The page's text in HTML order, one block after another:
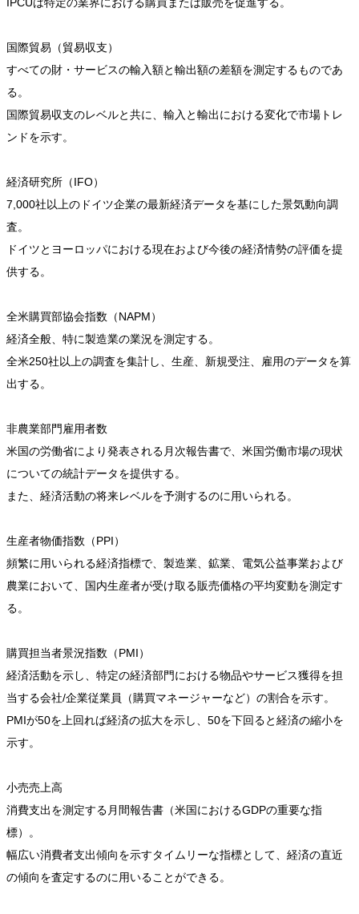
国際貿易（貿易収支）
すべての財・サービスの輸入額と輸出額の差額を測定するものであ
る。
国際貿易収支のレベルと共に、輸入と輸出における変化で市場トレ
ンドを示す。
経済研究所（IFO）
7,000社以上のドイツ企業の最新経済データを基にした景気動向調
査。
ドイツとヨーロッパにおける現在および今後の経済情勢の評価を提
供する。
全米購買部協会指数（NAPM）
経済全般、特に製造業の業況を測定する。
全米250社以上の調査を集計し、生産、新規受注、雇用のデータを算
出する。
非農業部門雇用者数
米国の労働省により発表される月次報告書で、米国労働市場の現状
についての統計データを提供する。
また、経済活動の将来レベルを予測するのに用いられる。
生産者物価指数（PPI）
頻繁に用いられる経済指標で、製造業、鉱業、電気公益事業および
農業において、国内生産者が受け取る販売価格の平均変動を測定す
る。
購買担当者景況指数（PMI）
経済活動を示し、特定の経済部門における物品やサービス獲得を担
当する会社/企業従業員（購買マネージャーなど）の割合を示す。
PMIが50を上回れば経済の拡大を示し、50を下回ると経済の縮小を
示す。
小売売上高
消費支出を測定する月間報告書（米国におけるGDPの重要な指
標）。
幅広い消費者支出傾向を示すタイムリーな指標として、経済の直近
の傾向を査定するのに用いることができる。